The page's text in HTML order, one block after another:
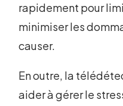
rapidement pour
minimiser les
causer.
En outre, la
aider à gérer le